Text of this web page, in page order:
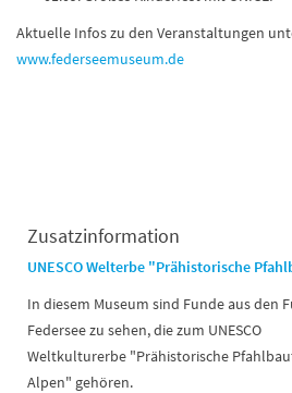
Aktuelle Infos zu den Veranstaltungen
www.federseemuseum.de
Zusatzinformation
UNESCO Welterbe "Prähistorische
In diesem Museum sind Funde aus den
Federsee zu sehen, die zum UNESCO
Weltkulturerbe "Prähistorische
Alpen" gehören.